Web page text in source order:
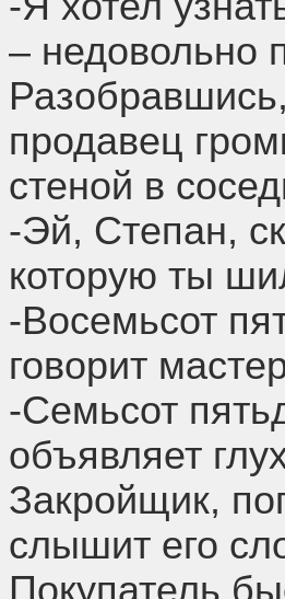
– недовольно
продавец
стеной в
-Эй, Степан,
которую ты
-Восемьсот
говорит
-Семьсот
объявляет
Закройщик,
слышит его
Покупатель